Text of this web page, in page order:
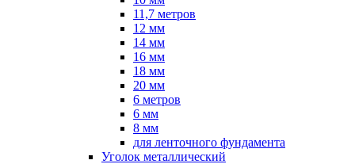
11,7 метров
12 мм
14 мм
16 мм
18 мм
20 мм
6 метров
6 мм
8 мм
для ленточного фундамента
Уголок металлический